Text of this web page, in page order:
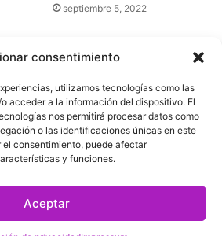
consentimiento
utilizamos tecnologías como las
acceder a la información del dispositivo. El
nos permitirá procesar datos como
o las identificaciones únicas en este
consentimiento, puede afectar
y funciones.
Aceptar
septiembre 5, 2022
reservados
|Política de Cookies|Defensoría de la
Audiencia|
Facebook
X YouTube